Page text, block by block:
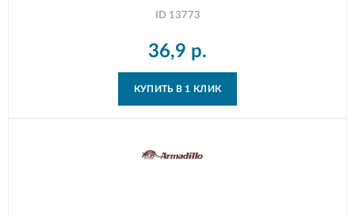
ID 13773
36,9 р.
КУПИТЬ В 1 КЛИК